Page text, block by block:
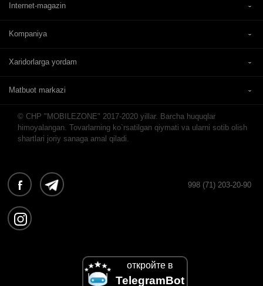
Internet-magazin
Kompaniya
Xaridorlarga yordam
Matbuot markazi
© CHP "MOBILEZONE" 2017-2020 yillar. Barcha huquqlar
himoyalangan. Tovarlarning ko`rsatilgan qiymati va ularni sotib olish
shartlari joriy sanaga amal qiladi.
998 (71) 203-20-90
откройте в
TelegramBot